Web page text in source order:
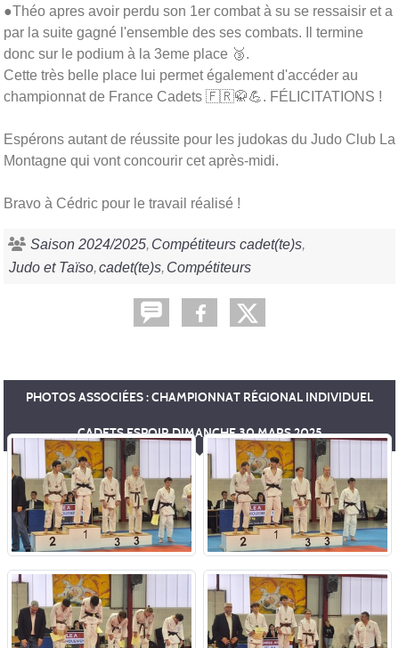
●Théo apres avoir perdu son 1er combat à su se ressaisir et a
par la suite gagné l'ensemble des ses combats. Il termine
donc sur le podium à la 3eme place 🥉.
Cette très belle place lui permet également d'accéder au
championnat de France Cadets 🇫🇷🥋💪. FÉLICITATIONS !
Espérons autant de réussite pour les judokas du Judo Club La
Montagne qui vont concourir cet après-midi.
Bravo à Cédric pour le travail réalisé !
Saison 2024/2025 Compétiteurs cadet(te)s
Judo et Taïso cadet(te)s Compétiteurs
PHOTOS ASSOCIÉES : CHAMPIONNAT RÉGIONAL INDIVIDUEL
CADETS ESPOIR DIMANCHE 30 MARS 2025